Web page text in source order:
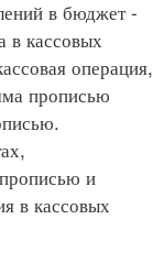
в бюджет -
в кассовых
операция,
прописью
и
в кассовых